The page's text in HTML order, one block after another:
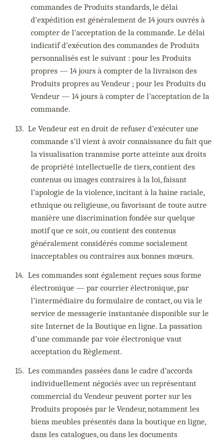
commandes de Produits standards, le délai
d’expédition est généralement de 14 jours ouvrés à
compter de l’acceptation de la commande. Le délai
indicatif d’exécution des commandes de Produits
personnalisés est le suivant : pour les Produits
propres — 14 jours à compter de la livraison des
Produits propres au Vendeur ; pour les Produits du
Vendeur — 14 jours à compter de l’acceptation de la
commande.
13. Le Vendeur est en droit de refuser d’exécuter une
commande s’il vient à avoir connaissance du fait que
la visualisation transmise porte atteinte aux droits
de propriété intellectuelle de tiers, contient des
contenus ou images contraires à la loi, faisant
l’apologie de la violence, incitant à la haine raciale,
ethnique ou religieuse, ou favorisant de toute autre
manière une discrimination fondée sur quelque
motif que ce soit, ou contient des contenus
généralement considérés comme socialement
inacceptables ou contraires aux bonnes mœurs.
14. Les commandes sont également reçues sous forme
électronique — par courrier électronique, par
l’intermédiaire du formulaire de contact, ou via le
service de messagerie instantanée disponible sur le
site Internet de la Boutique en ligne. La passation
d’une commande par voie électronique vaut
acceptation du Règlement.
15. Les commandes passées dans le cadre d’accords
individuellement négociés avec un représentant
commercial du Vendeur peuvent porter sur les
Produits proposés par le Vendeur, notamment les
biens meubles présentés dans la boutique en ligne,
dans les catalogues, ou dans les documents